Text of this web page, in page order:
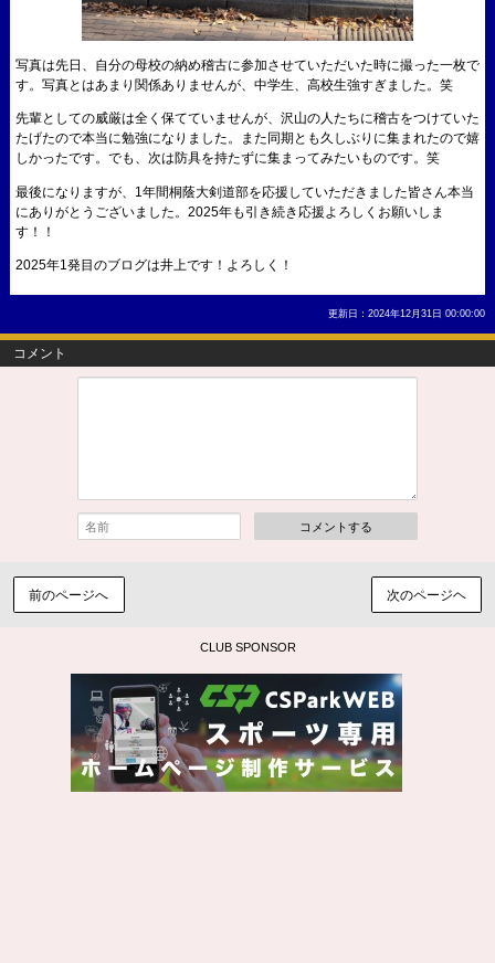
写真は先日、自分の母校の納め稽古に参加させていただいた時に撮った一枚で
す。写真とはあまり関係ありませんが、中学生、高校生強すぎました。笑
先輩としての威厳は全く保てていませんが、沢山の人たちに稽古をつけていた
たげたので本当に勉強になりました。また同期とも久しぶりに集まれたので嬉
しかったです。でも、次は防具を持たずに集まってみたいものです。笑
最後になりますが、1年間桐蔭大剣道部を応援していただきました皆さん本当
にありがとうございました。2025年も引き続き応援よろしくお願いしま
す！！
2025年1発目のブログは井上です！よろしく！
更新日：2024年12月31日 00:00:00
コメント
コメントする
前のページへ 次のページヘ
CLUB SPONSOR